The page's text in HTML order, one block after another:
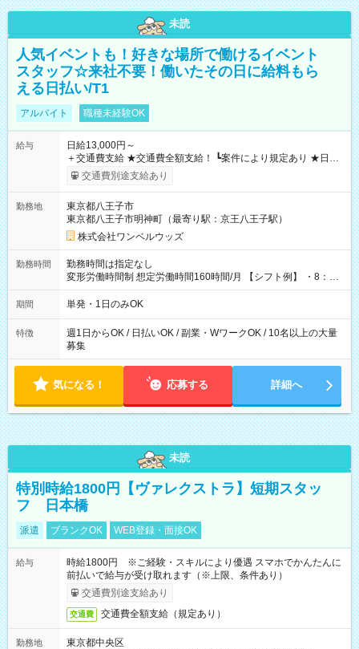
未読
人気イベントも！好きな場所で働けるイベント
スタッフ☆来社不要！働いたその日に給料もら
える日払い/T1
アルバイト 職種未経験OK
給与
日給13,000円～
＋交通費支給 ★交通費全額支給！ ┗案件により規定あり ★日払
いOK！（規定あり） ┗働いたその日に現金GET♪ お仕事後はコ
ンビニATMから 日払い分を引き落とせます！ 【試用期間】試
交通費別途支給あり
勤務地
東京都八王子市
東京都八王子市明神町（最寄り駅：京王八王子駅）
株式会社ワンベルウッズ
勤務時間
勤務時間は指定なし
変形労働時間制 想定労働時間160時間/月 【シフト例】 ・8：00
～21：00
期間 単発・1日のみOK
特徴
週1日からOK / 日払いOK / 副業・WワークOK / 10名以上の大量
募集
気になる！ 応募する 詳細へ
未読
特別時給1800円【ヴァレクストラ】短期スタッ
フ 日本橋
派遣 ブランクOK WEB登録・面接OK
給与
時給1800円 ※ご経験・スキルにより優遇 スマホでかんたんに
前払いで給与が受け取れます（※上限、条件あり）
交通費別途支給あり
交通費 交通費全額支給（規定あり）
勤務地
東京都中央区